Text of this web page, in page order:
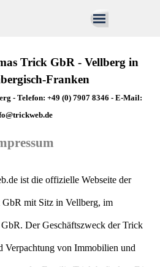
Menü überspringen
Trick GbR - Vellberg in
Franken
- Telefon: +49 (0) 7907 8346 - E-Mail:
ist die offizielle Webseite der
mit Sitz in Vellberg, im
Der Geschäftszweck der Trick
Verpachtung von Immobilien und